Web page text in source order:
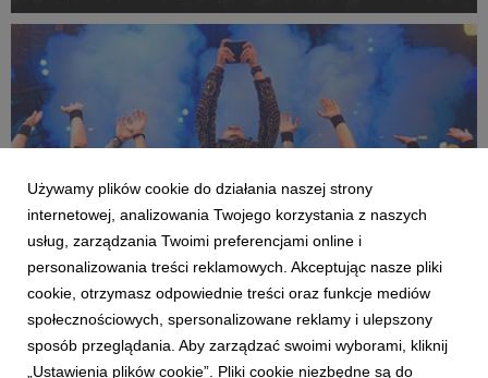
AKTUALNOŚCI
Nocny Kochanek, ADHD, P.O.D. i wiele więcej!
Piątek na Festiwalu
Używamy plików cookie do działania naszej strony
internetowej, analizowania Twojego korzystania z naszych
usług, zarządzania Twoimi preferencjami online i
personalizowania treści reklamowych. Akceptując nasze pliki
cookie, otrzymasz odpowiednie treści oraz funkcje mediów
społecznościowych, spersonalizowane reklamy i ulepszony
sposób przeglądania. Aby zarządzać swoimi wyborami, kliknij
„Ustawienia plików cookie”. Pliki cookie niezbędne są do